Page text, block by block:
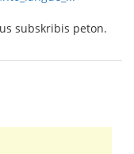
subskribis peton.